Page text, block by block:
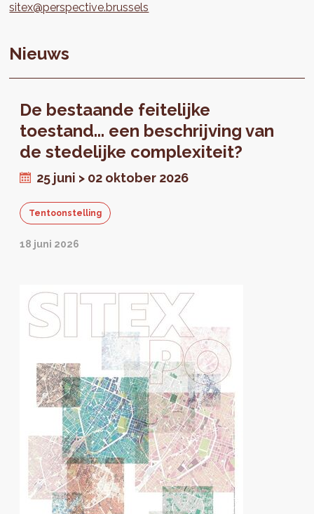
sitex@perspective.brussels
Nieuws
De bestaande feitelijke
toestand... een beschrijving van
de stedelijke complexiteit?
25 juni > 02 oktober 2026
Tentoonstelling
18 juni 2026